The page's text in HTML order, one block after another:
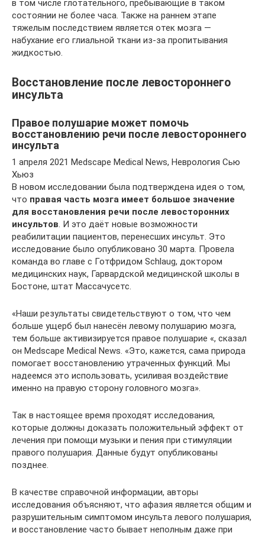
в том числе глотательного, пребывающие в таком
состоянии не более часа. Также на раннем этапе
тяжелым последствием является отек мозга —
набухание его глиальной ткани из-за пропитывания
жидкостью.
Восстановление после левостороннего
инсульта
Правое полушарие может помочь
восстановлению речи после левостороннего
инсульта
1 апреля 2021 Medscape Medical News, Неврология Сью
Хьюз
В новом исследовании была подтверждена идея о том,
что правая часть мозга имеет большое значение
для восстановления речи после левосторонних
инсультов. И это даёт новые возможности
реабилитации пациентов, перенесших инсульт. Это
исследование было опубликовано 30 марта. Провела
команда во главе с Готфридом Schlaug, доктором
медицинских наук, Гарвардской медицинской школы в
Бостоне, штат Массачусетс.
«Наши результаты свидетельствуют о том, что чем
больше ущерб был нанесён левому полушарию мозга,
тем больше активизируется правое полушарие «, сказал
он Medscape Medical News. «Это, кажется, сама природа
помогает восстановлению утраченных функций. Мы
надеемся это использовать, усиливая воздействие
именно на правую сторону головного мозга».
Так в настоящее время проходят исследования,
которые должны доказать положительный эффект от
лечения при помощи музыки и пения при стимуляции
правого полушария. Данные будут опубликованы
позднее.
В качестве справочной информации, авторы
исследования объясняют, что афазия является общим и
разрушительным симптомом инсульта левого полушария,
и восстановление часто бывает неполным даже при